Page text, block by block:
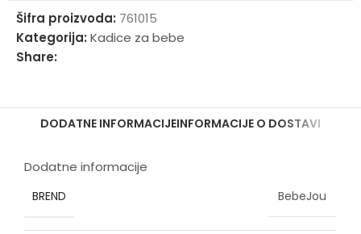
Šifra proizvoda: 761015
Kategorija: Kadice za bebe
Share:
DODATNE INFORMACIJEINFORMACIJE O DOSTAVI
Dodatne informacije
BREND BebeJou